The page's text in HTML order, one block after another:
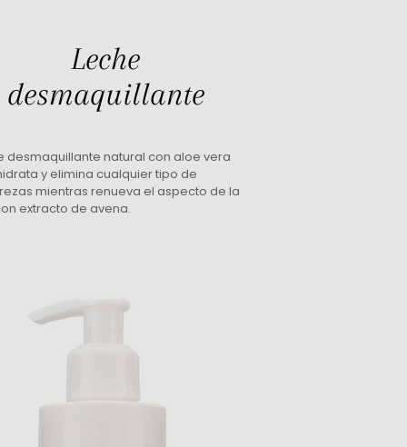
Leche
desmaquillante
desmaquillante natural con aloe vera
y elimina cualquier tipo de
mientras renueva el aspecto de la
extracto de avena.